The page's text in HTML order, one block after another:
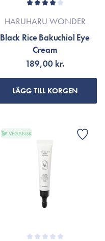
HARUHARU WONDER
Black Rice Bakuchiol Eye
Cream
189,00 kr.
LÄGG TILL KORGEN
VEGANSK